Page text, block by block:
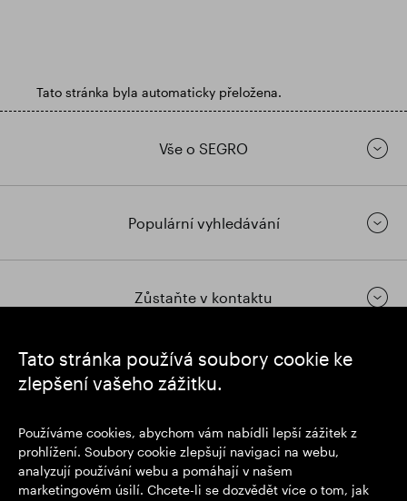
Tato stránka používá soubory cookie ke
zlepšení vašeho zážitku.
Používáme cookies, abychom vám nabídli lepší zážitek z
prohlížení. Soubory cookie zlepšují navigaci na webu,
analyzují používání webu a pomáhají v našem
marketingovém úsilí. Chcete-li se dozvědět více o tom, jak
Tato stránka byla automaticky přeložena.
Vše o SEGRO
Populární vyhledávání
Zůstaňte v kontaktu
https://www.linkedin.com/
https://www.youtube.com/
https://twitter.com/
Sídlo: 1 New Burlington Place, Londýn W1S 2HR
Registrační číslo Spojeného království 167591
Místo registrace: Anglie a Wales